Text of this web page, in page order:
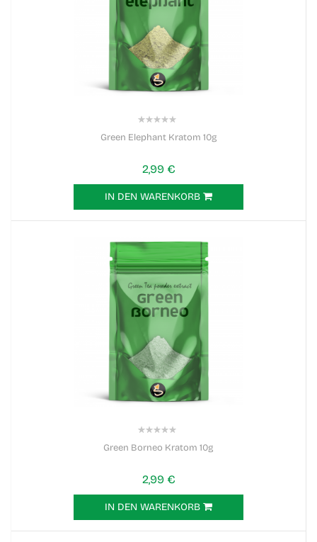
Green Elephant Kratom 10g
2,99 €
IN DEN WARENKORB
Green Borneo Kratom 10g
2,99 €
IN DEN WARENKORB